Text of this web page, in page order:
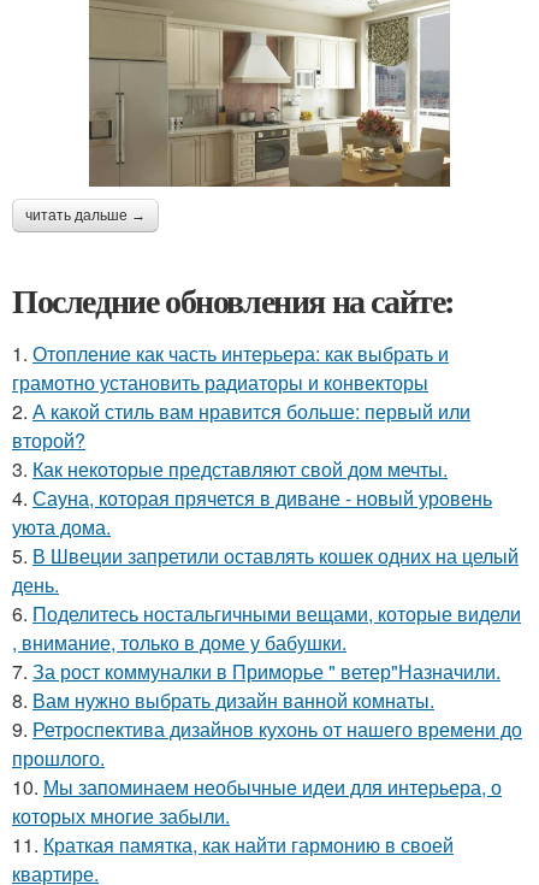
читать дальше →
Последние обновления на сайте:
1. Отопление как часть интерьера: как выбрать и
грамотно установить радиаторы и конвекторы
2. А какой стиль вам нравится больше: первый или
второй?
3. Как некоторые представляют свой дом мечты.
4. Сауна, которая прячется в диване - новый уровень
уюта дома.
5. В Швеции запретили оставлять кошек одних на целый
день.
6. Поделитесь ностальгичными вещами, которые видели
, внимание, только в доме у бабушки.
7. За рост коммуналки в Приморье " ветер"Назначили.
8. Вам нужно выбрать дизайн ванной комнаты.
9. Ретроспектива дизайнов кухонь от нашего времени до
прошлого.
10. Мы запоминаем необычные идеи для интерьера, о
которых многие забыли.
11. Краткая памятка, как найти гармонию в своей
квартире.